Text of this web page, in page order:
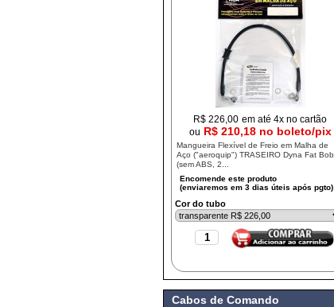
R$226,00 em até 4x no cartão
ou R$ 210,18 no boleto/pix
Mangueira Flexível de Freio em Malha de
Aço ("aeroquip") TRASEIRO Dyna Fat Bob
(sem ABS, 2...
Cor do tubo
Cabos de Comando